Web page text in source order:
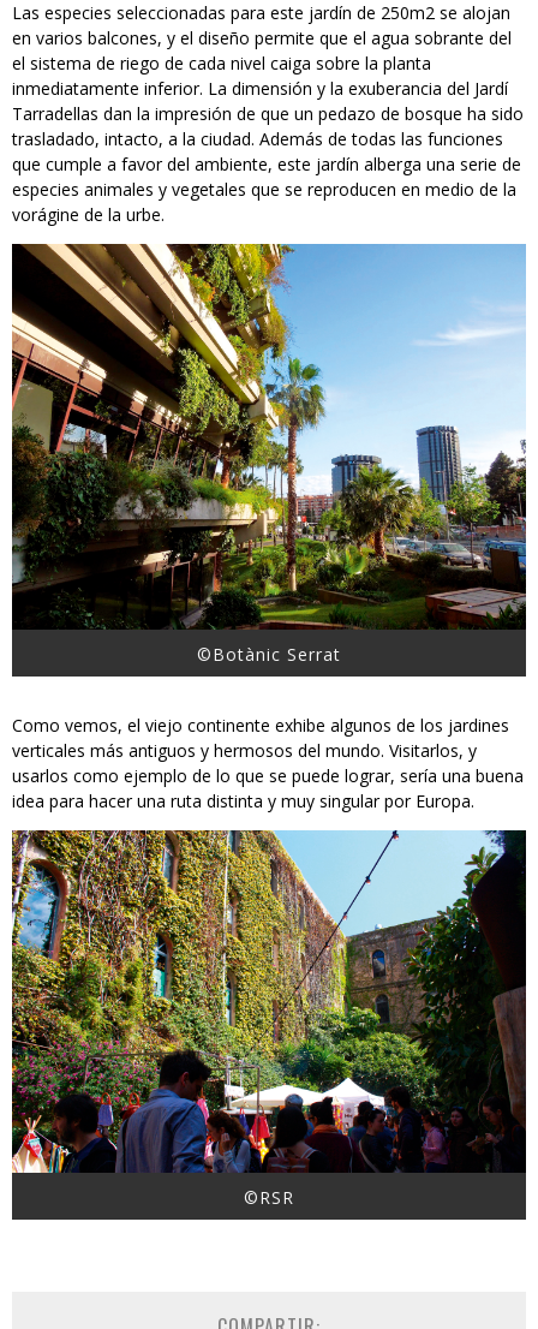
Las especies seleccionadas para este jardín de 250m2 se alojan
en varios balcones, y el diseño permite que el agua sobrante del
el sistema de riego de cada nivel caiga sobre la planta
inmediatamente inferior. La dimensión y la exuberancia del Jardí
Tarradellas dan la impresión de que un pedazo de bosque ha sido
trasladado, intacto, a la ciudad. Además de todas las funciones
que cumple a favor del ambiente, este jardín alberga una serie de
especies animales y vegetales que se reproducen en medio de la
vorágine de la urbe.
©Botànic Serrat
Como vemos, el viejo continente exhibe algunos de los jardines
verticales más antiguos y hermosos del mundo. Visitarlos, y
usarlos como ejemplo de lo que se puede lograr, sería una buena
idea para hacer una ruta distinta y muy singular por Europa.
©RSR